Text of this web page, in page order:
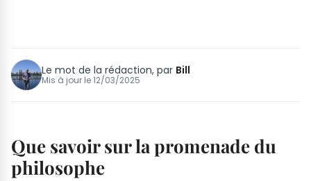
Le mot de la rédaction, par Bill
Mis à jour le12/03/2025
Que savoir sur la promenade du
philosophe